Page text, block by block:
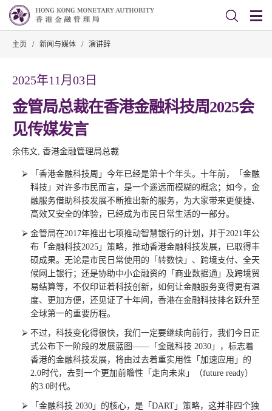
主页 / 新闻与媒体 / 演讲辞
2025年11月03日
金管局总裁在香港金融科技周2025会
见传媒发言
余伟文, 香港金融管理局总裁
「香港金融科技周」今年已经是第十个年头。十年前，「金融
科技」对许多市民而言，是一个遥远而模糊的概念；如今，金
融服务借助科技发展不断推出新的服务，为大家带来更便捷、
高效又安全的体验，已经成为市民日常生活的一部分。
金管局在2017年推出七项推动智慧银行的计划，并于2021年公
布「金融科技2025」策略，推动香港金融科技发展，已取得丰
硕成果。无论是市民日常使用的「转数快」、跨境支付、全天
候网上银行；还是协助中小企融资的「商业数据通」及跨境贸
易结算等，不仅印证着科技创新，如何让金融服务变得更有温
度、更加方便，还见证了十年间，香港在金融科技排名跃升至
全球第一的重要历程。
不过，科技变化得很快，我们一定要继续向前行，我们今日正
式公布下一阶段的发展蓝图——「金融科技 2030」，标志着
香港的金融科技发展，将由过去着重实用性「加速应用」的
2.0时代，去到一个更加前瞻性「走向未来」（future ready）
的3.0时代。
「金融科技 2030」的核心，是「DART」策略，这并非四个独